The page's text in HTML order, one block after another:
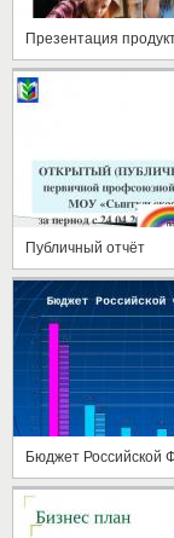
Публичный отчёт
Бюджет Российской